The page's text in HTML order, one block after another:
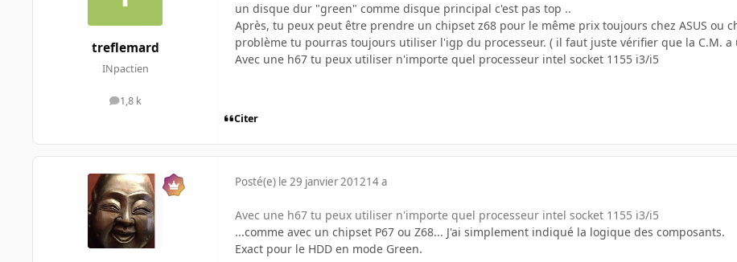
treflemard
INpactien
1,8 k
messages
un disque dur "green" comme disque principal c'est pas top ..
Après, tu peux peut être prendre un chipset z68 pour le même prix toujours chez ASUS ou
problème tu pourras toujours utiliser l'igp du processeur. ( il faut juste vérifier que la C.M. a
Avec une h67 tu peux utiliser n'importe quel processeur intel socket 1155 i3/i5
Citer
Posté(e) le 29 janvier 201214 a
Avec une h67 tu peux utiliser n'importe quel processeur intel socket 1155 i3/i5
...comme avec un chipset P67 ou Z68... J'ai simplement indiqué la logique des composants.
Exact pour le HDD en mode Green.